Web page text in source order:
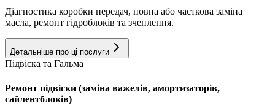
Діагностика коробки передач, повна або часткова заміна
масла, ремонт гідроблоків та зчеплення.
Детальніше про ці послуги
Підвіска та Гальма
Ремонт підвіски (заміна важелів, амортизаторів,
сайлентблоків)